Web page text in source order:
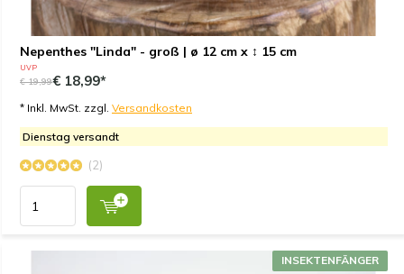
Nepenthes "Linda" - groß | ø 12 cm x ↕ 15 cm
UVP
€ 19,99€ 18,99*
* Inkl. MwSt. zzgl. Versandkosten
Dienstag versandt
(2)
INSEKTENFÄNGER